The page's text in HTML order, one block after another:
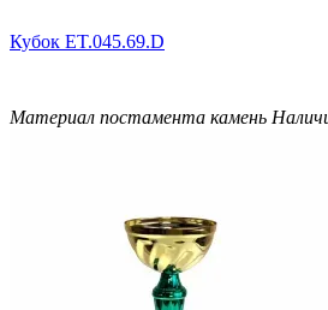
Кубок ET.045.69.D
Материал постамента камень